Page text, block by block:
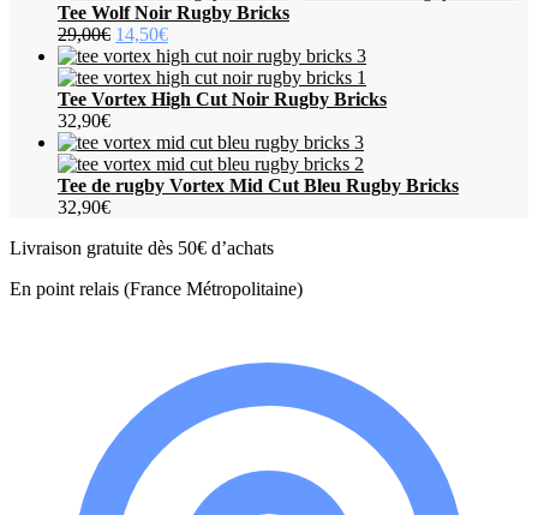
Tee Wolf Noir Rugby Bricks
29,00€ Le
prix
initial
était :
14,50€Le
prix
actuel
est :
Tee Vortex High Cut Noir Rugby Bricks
32,90€
Tee de rugby Vortex Mid Cut Bleu Rugby Bricks
32,90€
Livraison gratuite dès 50€ d’achats
En point relais (France Métropolitaine)